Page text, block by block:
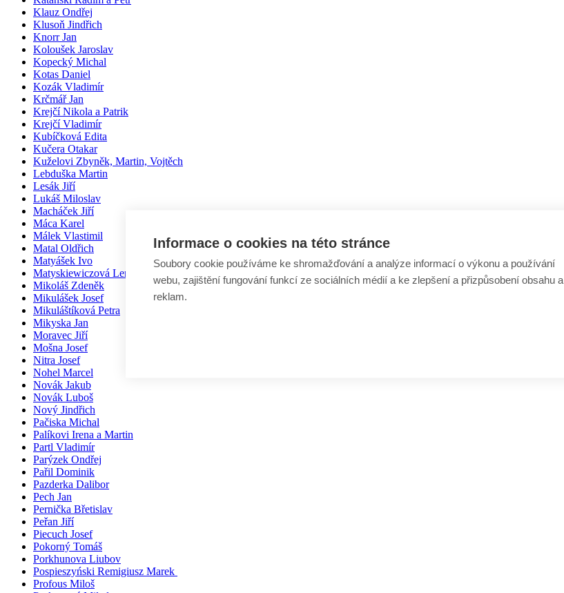
Klauz Ondřej
Klusoň Jindřich
Knorr Jan
Koloušek Jaroslav
Kopecký Michal
Kotas Daniel
Kozák Vladimír
Krčmář Jan
Krejčí Nikola a Patrik
Krejčí Vladimír
Kubíčková Edita
Kučera Otakar
Kuželovi Zbyněk, Martin, Vojtěch
Lebduška Martin
Lesák Jiří
Lukáš Miloslav
Macháček Jiří
Máca Karel
Málek Vlastimil
Matal Oldřich
Matyášek Ivo
Matyskiewiczová Lenka
Mikoláš Zdeněk
Mikulášek Josef
Mikuláštíková Petra
Mikyska Jan
Moravec Jiří
Mošna Josef
Nitra Josef
Nohel Marcel
Novák Jakub
Novák Luboš
Nový Jindřich
Pačiska Michal
Palíkovi Irena a Martin
Partl Vladimír
Parýzek Ondřej
Pařil Dominik
Pazderka Dalibor
Pech Jan
Pernička Břetislav
Peřan Jiří
Piecuch Josef
Pokorný Tomáš
Porkhunova Liubov
Pospieszyński Remigiusz Marek
Profous Miloš
Informace o cookies na této stránce
Soubory cookie používáme ke shromažďování a analýze informací o výkonu a používání
webu, zajištění fungování funkcí ze sociálních médií a ke zlepšení a přizpůsobení obsahu a
reklam.